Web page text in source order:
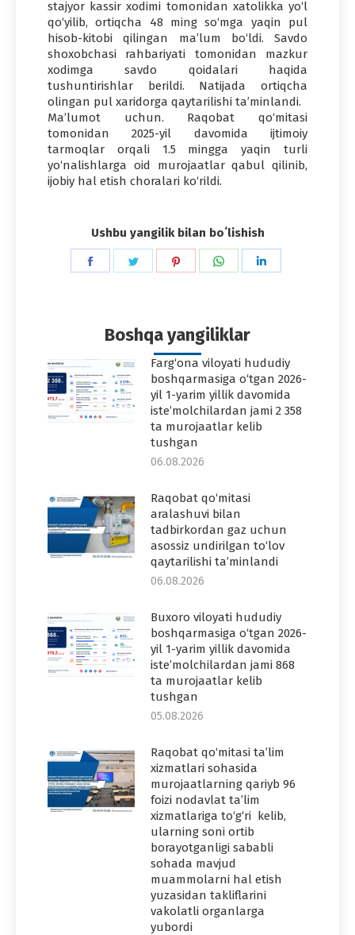
stajyor kassir xodimi tomonidan xatolikka yo‘l
qo‘yilib, ortiqcha 48 ming so‘mga yaqin pul
hisob-kitobi qilingan ma’lum bo‘ldi. Savdo
shoxobchasi rahbariyati tomonidan mazkur
xodimga savdo qoidalari haqida
tushuntirishlar berildi. Natijada ortiqcha
olingan pul xaridorga qaytarilishi ta’minlandi.
Ma’lumot uchun. Raqobat qo‘mitasi
tomonidan 2025-yil davomida ijtimoiy
tarmoqlar orqali 1.5 mingga yaqin turli
yo‘nalishlarga oid murojaatlar qabul qilinib,
ijobiy hal etish choralari ko‘rildi.
Ushbu yangilik bilan boʻlishish
Share
Share
Share
Share
Boshqa yangiliklar
Farg‘ona viloyati hududiy
boshqarmasiga o‘tgan 2026-
yil 1-yarim yillik davomida
iste’molchilardan jami 2 358
ta murojaatlar kelib
tushgan
06.08.2026
Raqobat qo‘mitasi
aralashuvi bilan
tadbirkordan gaz uchun
asossiz undirilgan to‘lov
qaytarilishi ta’minlandi
06.08.2026
Buxoro viloyati hududiy
boshqarmasiga o‘tgan 2026-
yil 1-yarim yillik davomida
iste’molchilardan jami 868
ta murojaatlar kelib
tushgan
05.08.2026
Raqobat qo‘mitasi ta’lim
xizmatlari sohasida
murojaatlarning qariyb 96
foizi nodavlat ta’lim
xizmatlariga to‘g‘ri kelib,
ularning soni ortib
borayotganligi sababli
sohada mavjud
muammolarni hal etish
yuzasidan takliflarini
vakolatli organlarga
yubordi